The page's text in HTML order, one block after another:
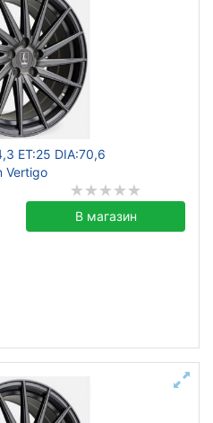
ET:25 DIA:70,6
Vertigo
В магазин